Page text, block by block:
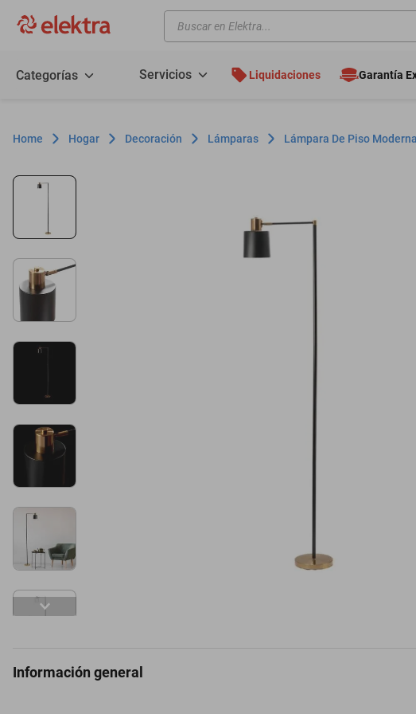
Buscar en Elektra...
Categorías Servicios Liquidaciones Garantía
Hogar Decoración Lámparas Lámpara De Piso
Información general
motos